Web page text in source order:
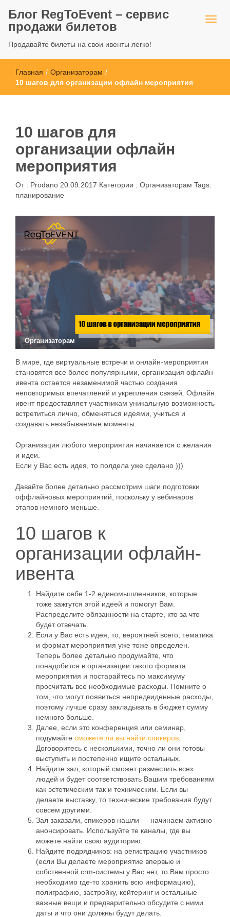
Блог RegToEvent – сервис
продажи билетов
Продавайте билеты на свои ивенты легко!
Главная / Организаторам /
10 шагов для организации офлайн мероприятия
10 шагов для
организации офлайн
мероприятия
От : Prodano 20.09.2017 Категории : Организаторам Tags:
планирование
Организаторам
В мире, где виртуальные встречи и онлайн-мероприятия
становятся все более популярными, организация офлайн
ивента остается незаменимой частью создания
неповторимых впечатлений и укрепления связей. Офлайн
ивент предоставляет участникам уникальную возможность
встретиться лично, обменяться идеями, учиться и
создавать незабываемые моменты.
Организация любого мероприятия начинается с желания
и идеи.
Если у Вас есть идея, то полдела уже сделано )))
Давайте более детально рассмотрим шаги подготовки
оффлайновых мероприятий, поскольку у вебинаров
этапов немного меньше.
10 шагов к
организации офлайн-
ивента
Найдите себе 1-2 единомышленников, которые
тоже зажгутся этой идеей и помогут Вам.
Распределите обязанности на старте, кто за что
будет отвечать.
Если у Вас есть идея, то, вероятней всего, тематика
и формат мероприятия уже тоже определен.
Теперь более детально продумайте, что
понадобится в организации такого формата
мероприятия и постарайтесь по максимуму
просчитать все необходимые расходы. Помните о
том, что могут появиться непредвиденные расходы,
поэтому лучше сразу закладывать в бюджет сумму
немного больше.
Далее, если это конференция или семинар,
подумайте сможете ли вы найти спикеров
Договоритесь с несколькими, точно ли они готовы
выступить и постепенно ищите остальных.
Найдите зал, который сможет разместить всех
людей и будет соответствовать Вашим требованиям
как эстетическим так и техническим. Если вы
делаете выставку, то технические требования будут
совсем другими.
Зал заказали, спикеров нашли — начинаем активно
анонсировать. Используйте те каналы, где вы
можете найти свою аудиторию.
Найдите подрядчиков: на регистрацию участников
(если Вы делаете мероприятие впервые и
собственной crm-системы у Вас нет, то Вам просто
необходимо где-то хранить всю информацию),
полиграфию, застройку, кейтеринг и остальные
важные вещи и предварительно обсудите с ними
даты и что они должны будут делать.